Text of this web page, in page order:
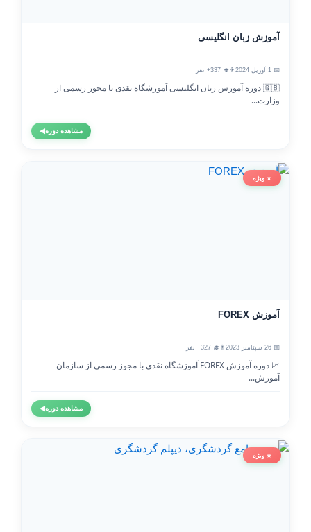
آموزش زبان انگلیسی
📅 1 آوریل 2024 👨‍🎓 337+ نفر
🇬🇧 دوره آموزش زبان انگلیسی آموزشگاه نقدی با مجوز رسمی از
وزارت...
مشاهده دوره◀
⭐ ویژه
آموزش FOREX
📅 26 سپتامبر 2023 👨‍🎓 327+ نفر
📈 دوره آموزش FOREX آموزشگاه نقدی با مجوز رسمی از سازمان
آموزش...
مشاهده دوره◀
⭐ ویژه